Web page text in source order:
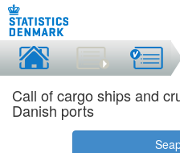
Call of cargo ships and
Danish ports